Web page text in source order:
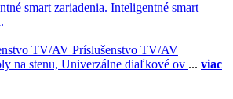
Inteligentné smart
Príslušenstvo TV/AV
na stenu, Univerzálne diaľkové ov ... viac